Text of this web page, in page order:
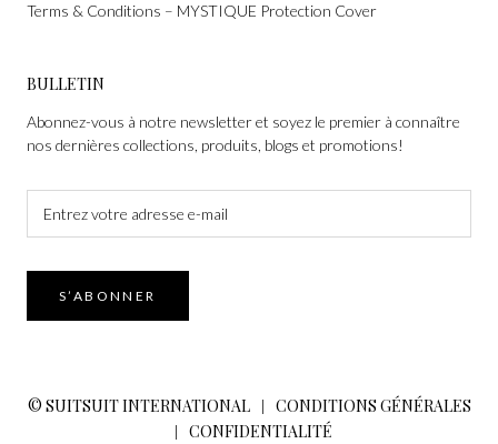
Terms & Conditions – MYSTIQUE Protection Cover
BULLETIN
Abonnez-vous à notre newsletter et soyez le premier à connaître
nos dernières collections, produits, blogs et promotions!
S’ABONNER
© SUITSUIT INTERNATIONAL CONDITIONS GÉNÉRALES
CONFIDENTIALITÉ